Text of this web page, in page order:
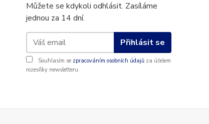
Můžete se kdykoli odhlásit. Zasíláme
jednou za 14 dní.
Přihlásit se
Souhlasím se zpracováním osobních údajů za účelem
rozesílky newsletteru.